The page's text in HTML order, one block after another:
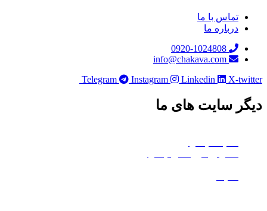
تماس با ما
درباره ما
0920-1024808
info@chakava.com
Telegram
Instagram Linkedin X-
سایت های ما